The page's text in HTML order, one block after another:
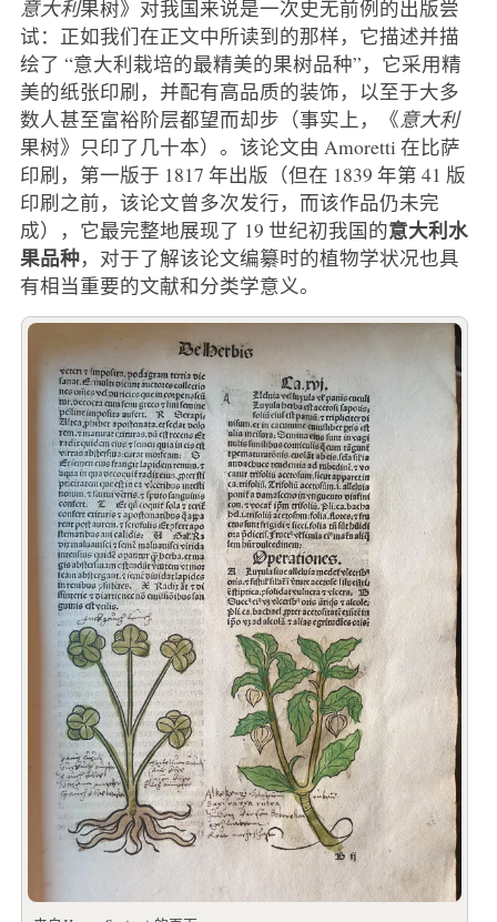
意大利果树》对我国来说是一次史无前例的出版尝
试：正如我们在正文中所读到的那样，它描述并描
绘了 “意大利栽培的最精美的果树品种”，它采用精
美的纸张印刷，并配有高品质的装饰，以至于大多
数人甚至富裕阶层都望而却步（事实上，《意大利
果树》只印了几十本）。该论文由 Amoretti 在比萨
印刷，第一版于 1817 年出版（但在 1839 年第 41 版
印刷之前，该论文曾多次发行，而该作品仍未完
成），它最完整地展现了 19 世纪初我国的意大利水
果品种，对于了解该论文编纂时的植物学状况也具
有相当重要的文献和分类学意义。